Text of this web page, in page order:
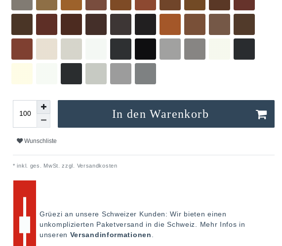
In den Warenkorb
Wunschliste
* inkl. ges. MwSt. zzgl. Versandkosten
Grüezi an unsere Schweizer Kunden: Wir bieten einen
unkomplizierten Paketversand in die Schweiz. Mehr Infos in
unseren Versandinformationen